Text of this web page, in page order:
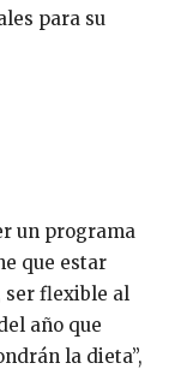
para su
un programa
que estar
ser flexible al
año que
la dieta”,